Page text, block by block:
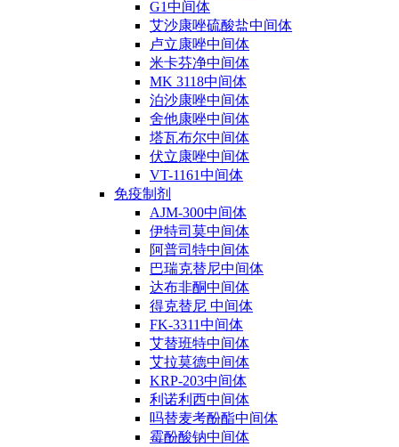
G1中间体
艾沙康唑硫酸盐中间体
卢立康唑中间体
米卡芬净中间体
MK 3118中间体
泊沙康唑中间体
舍他康唑中间体
塔瓦布尔中间体
伏立康唑中间体
VT-1161中间体
免疫制剂
AJM-300中间体
伊特司莫中间体
阿普司特中间体
巴瑞克替尼中间体
达布非酮中间体
得克替尼 中间体
FK-3311中间体
艾替班特中间体
艾拉莫德中间体
KRP-203中间体
利诺利西中间体
吗替麦考酚酯中间体
霉酚酸钠中间体